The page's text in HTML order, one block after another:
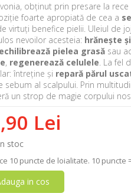
obținut prin presare la
foarte apropiată de cea a
virtuți benefice pielii. Uleiul de
nevoilor acesteia: hrănește
pielea grasăsau
, regenerează celulele. La fel
întreține și repară părul
sebum al scalpului. Prin
un strop de magie corpului
Lei
stoc
10puncte de loialitate. 10 puncte
in cos